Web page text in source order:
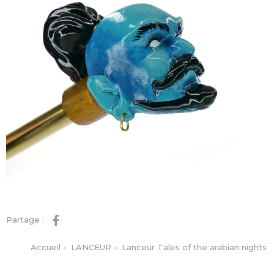
Partage :
Vous êtes ici :
Accueil LANCEUR Lanceur Tales of the arabian nights